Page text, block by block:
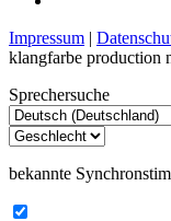
Impressum |
klangfarbe production
Sprechersuche
bekannte